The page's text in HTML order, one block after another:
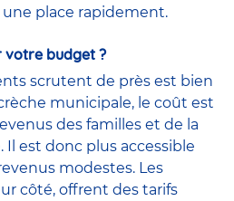
une place rapidement.
votre budget ?
scrutent de près est bien
municipale, le coût est
des familles et de la
est donc plus accessible
modestes. Les
côté, offrent des tarifs